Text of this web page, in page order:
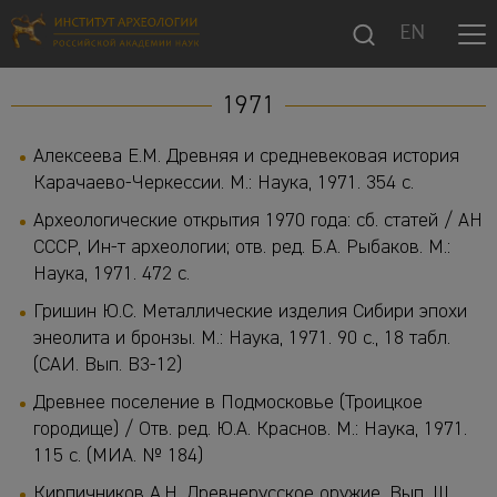
EN
1971
Алексеева Е.М. Древняя и средневековая история
Карачаево-Черкессии. М.: Наука, 1971. 354 с.
Археологические открытия 1970 года: сб. статей / АН
СССР, Ин-т археологии; отв. ред. Б.А. Рыбаков. М.:
Наука, 1971. 472 с.
Гришин Ю.С. Металлические изделия Сибири эпохи
энеолита и бронзы. М.: Наука, 1971. 90 с., 18 табл.
(САИ. Вып. В3-12)
Древнее поселение в Подмосковье (Троицкое
городище) / Отв. ред. Ю.А. Краснов. М.: Наука, 1971.
115 с. (МИА. № 184)